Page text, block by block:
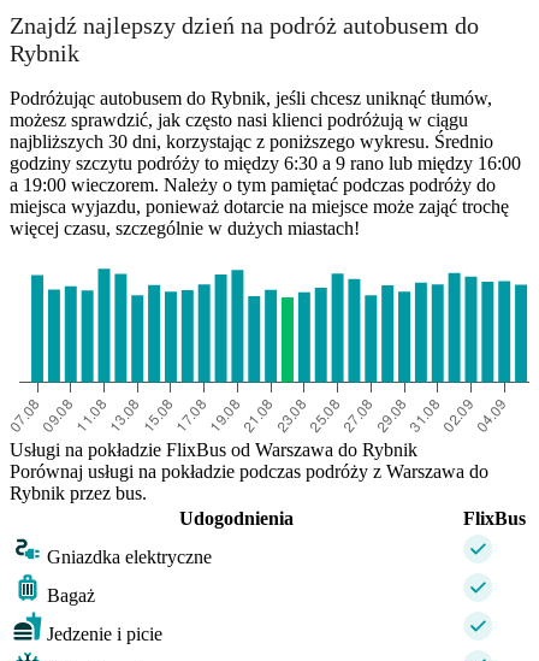
Znajdź najlepszy dzień na podróż autobusem do
Rybnik
Podróżując autobusem do Rybnik, jeśli chcesz uniknąć tłumów,
możesz sprawdzić, jak często nasi klienci podróżują w ciągu
najbliższych 30 dni, korzystając z poniższego wykresu. Średnio
godziny szczytu podróży to między 6:30 a 9 rano lub między 16:00
a 19:00 wieczorem. Należy o tym pamiętać podczas podróży do
miejsca wyjazdu, ponieważ dotarcie na miejsce może zająć trochę
więcej czasu, szczególnie w dużych miastach!
Usługi na pokładzie FlixBus od Warszawa do Rybnik
Porównaj usługi na pokładzie podczas podróży z Warszawa do
Rybnik przez bus.
Udogodnienia
FlixBus
Gniazdka elektryczne
Bagaż
Jedzenie i picie